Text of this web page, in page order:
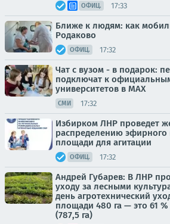
ОФИЦ. 17:33
Ближе к людям: как
Родаково
ОФИЦ. 17:32
Чат с вузом - в подарок:
подключат к
университетов в MAX
СМИ 17:32
Избирком ЛНР проведет
распределению эфирного
площади для агитации
ОФИЦ. 17:32
Андрей Губарев: В ЛНР
уходу за лесными
день агротехнический
площади 480 га — это 61
(787,5 га)